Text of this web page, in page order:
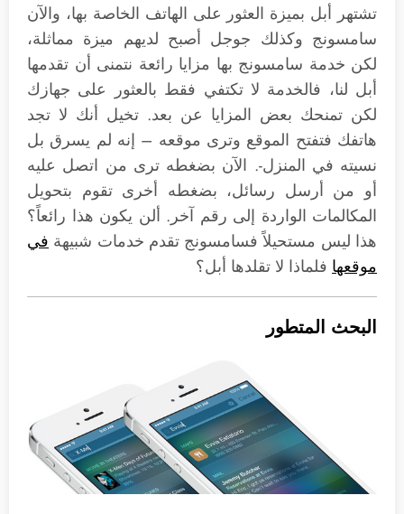
تشتهر أبل بميزة العثور على الهاتف الخاصة بها، والآن
سامسونج وكذلك جوجل أصبح لديهم ميزة مماثلة،
لكن خدمة سامسونج بها مزايا رائعة نتمنى أن تقدمها
أبل لنا، فالخدمة لا تكتفي فقط بالعثور على جهازك
لكن تمنحك بعض المزايا عن بعد. تخيل أنك لا تجد
هاتفك فتفتح الموقع وترى موقعه – إنه لم يسرق بل
نسيته في المنزل-. الآن بضغطه ترى من اتصل عليه
أو من أرسل رسائل، بضغطه أخرى تقوم بتحويل
المكالمات الواردة إلى رقم آخر. ألن يكون هذا رائعاً؟
هذا ليس مستحيلاً فسامسونج تقدم خدمات شبيهة في
موقعها فلماذا لا تقلدها أبل؟
البحث المتطور